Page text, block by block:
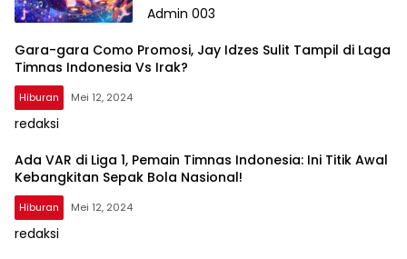
Admin 003
Gara-gara Como Promosi, Jay Idzes Sulit Tampil di Laga
Timnas Indonesia Vs Irak?
Hiburan Mei 12, 2024
redaksi
Ada VAR di Liga 1, Pemain Timnas Indonesia: Ini Titik Awal
Kebangkitan Sepak Bola Nasional!
Hiburan Mei 12, 2024
redaksi